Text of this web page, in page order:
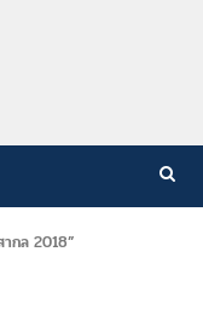
กล 2018”